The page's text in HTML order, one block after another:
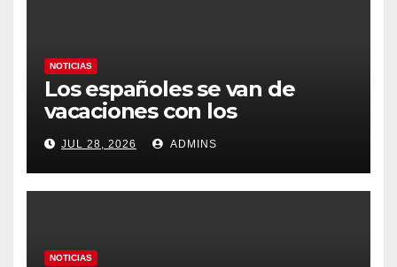
NOTICIAS
Los españoles se van de
vacaciones con los
carburantes hasta un 21%
más caros que el año pasado
y los hoteles disparados
JUL 28, 2026 ADMINS
NOTICIAS